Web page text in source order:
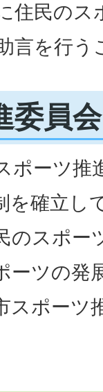
住民のス
言を行う
委員会
ポーツ推
を確立し
のスポー
ーツの発
スポーツ